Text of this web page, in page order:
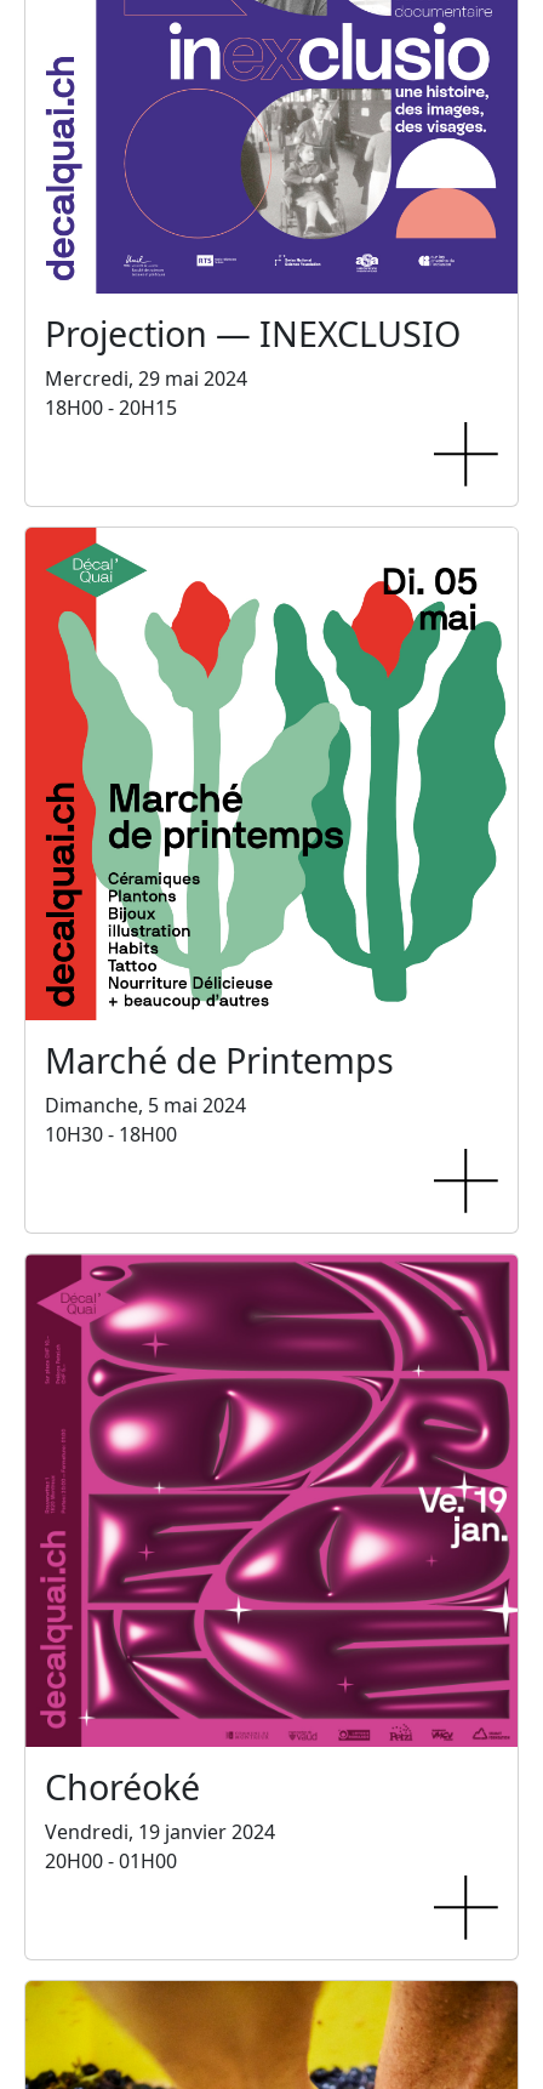
Projection — INEXCLUSIO
Mercredi, 29 mai 2024
18H00 - 20H15
Marché de Printemps
Dimanche, 5 mai 2024
10H30 - 18H00
Choréoké
Vendredi, 19 janvier 2024
20H00 - 01H00